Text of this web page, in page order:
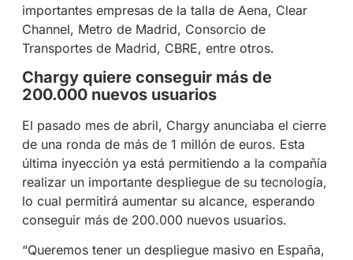
importantes empresas de la talla de Aena, Clear
Channel, Metro de Madrid, Consorcio de
Transportes de Madrid, CBRE, entre otros.
Chargy quiere conseguir más de
200.000 nuevos usuarios
El pasado mes de abril, Chargy anunciaba el cierre
de una ronda de más de 1 millón de euros. Esta
última inyección ya está permitiendo a la compañía
realizar un importante despliegue de su tecnología,
lo cual permitirá aumentar su alcance, esperando
conseguir más de 200.000 nuevos usuarios.
“Queremos tener un despliegue masivo en España,